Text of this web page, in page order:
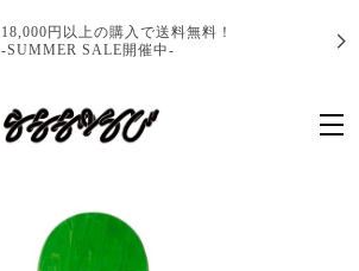
18,000円以上の購入で送料無料！
-SUMMER SALE開催中-